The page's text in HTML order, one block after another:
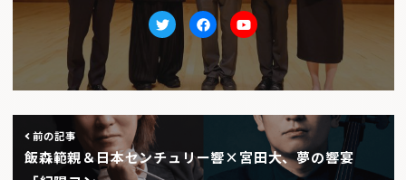
TwitterfacebookYoutube
前の記事
飯森範親＆日本センチュリー響×宮田大、夢の響宴